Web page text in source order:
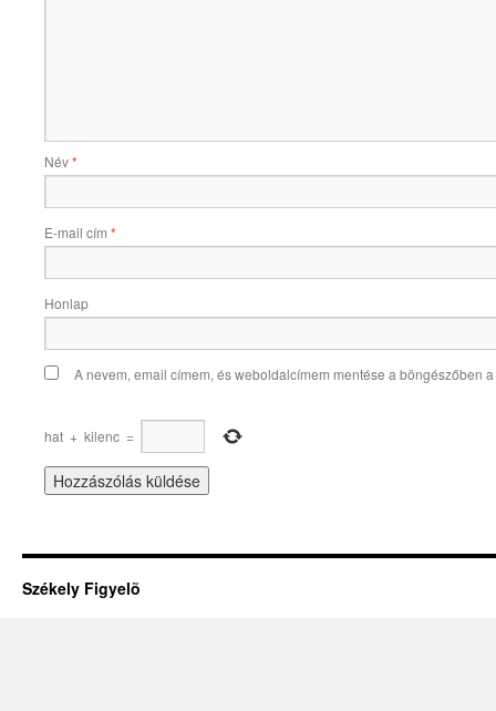
Név*
E-mail cím *
Honlap
A nevem, email címem, és weboldalcímem mentése a böngészőben
hat + kilenc =
Székely Figyelõ